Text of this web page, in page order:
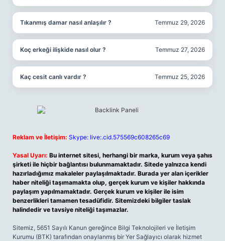
Tıkanmış damar nasıl anlaşılır ? Temmuz 29, 2026
Koç erkeği ilişkide nasıl olur ? Temmuz 27, 2026
Kaç cesit canlı vardır ? Temmuz 25, 2026
Reklam ve İletişim: Skype: live:.cid.575569c608265c69
Yasal Uyarı: Bu internet sitesi, herhangi bir marka, kurum veya şahıs
şirketi ile hiçbir bağlantısı bulunmamaktadır. Sitede yalnızca kendi
hazırladığımız makaleler paylaşılmaktadır. Burada yer alan içerikler
haber niteliği taşımamakta olup, gerçek kurum ve kişiler hakkında
paylaşım yapılmamaktadır. Gerçek kurum ve kişiler ile isim
benzerlikleri tamamen tesadüfidir. Sitemizdeki bilgiler taslak
halindedir ve tavsiye niteliği taşımazlar.
Sitemiz, 5651 Sayılı Kanun gereğince Bilgi Teknolojileri ve İletişim
Kurumu (BTK) tarafından onaylanmış bir Yer Sağlayıcı olarak hizmet